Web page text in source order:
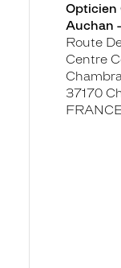
Tours
Auchan
Opticien
Auchan
Route
Centre
37170